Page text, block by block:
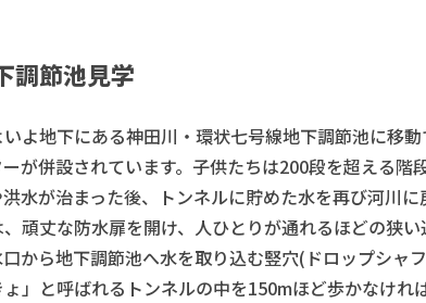
調節池見学
よ地下にある神田川・環状七号線地下調節池に移
が併設されています。子供たちは200段を超える階
水が治まった後、トンネルに貯めた水を再び河川
頑丈な防水扉を開け、人ひとりが通れるほどの狭
から地下調節池へ水を取り込む竪穴(ドロップシャ
」と呼ばれるトンネルの中を150mほど歩かなけれ